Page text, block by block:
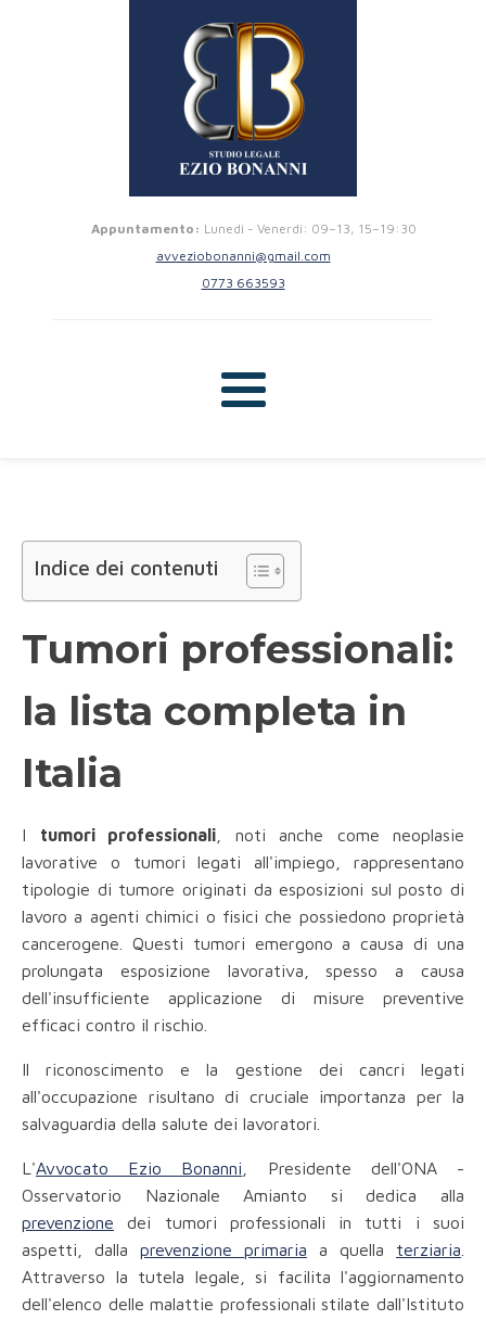
Appuntamento: Lunedi - Venerdi: 09–13, 15–19:30
avveziobonanni@gmail.com
0773 663593
Indice dei contenuti
Tumori professionali:
la lista completa in
Italia
I tumori professionali , noti anche come neoplasie
lavorative o tumori legati all'impiego, rappresentano
tipologie di tumore originati da esposizioni sul posto di
lavoro a agenti chimici o fisici che possiedono proprietà
cancerogene. Questi tumori emergono a causa di una
prolungata esposizione lavorativa, spesso a causa
dell'insufficiente applicazione di misure preventive
efficaci contro il rischio.
Il riconoscimento e la gestione dei cancri legati
all'occupazione risultano di cruciale importanza per la
salvaguardia della salute dei lavoratori.
L'Avvocato Ezio Bonanni , Presidente dell'ONA -
Osservatorio Nazionale Amianto si dedica alla
prevenzione dei tumori professionali in tutti i suoi
aspetti, dalla prevenzione primaria a quella terziaria
Attraverso la tutela legale, si facilita l'aggiornamento
dell'elenco delle malattie professionali stilate dall'Istituto